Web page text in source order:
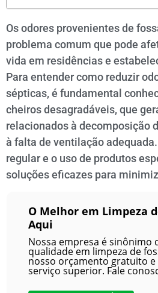
Os odores provenientes de
problema comum que pode
vida em residências e
Para entender como reduzir
sépticas, é fundamental
cheiros desagradáveis, que
relacionados à decomposição
à falta de ventilação
regular e o uso de produtos
soluções eficazes para
O Melhor em Limpeza
Aqui
Nossa empresa é sinônimo
qualidade em limpeza de
nosso orçamento gratuito
serviço superior. Fale